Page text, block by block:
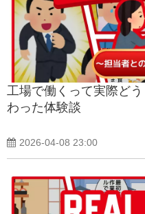
工場で働くって実際ど
わった体験談
2026-04-08 23:00